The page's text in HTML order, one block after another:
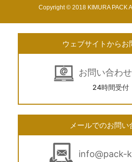
Copyright © 2018 KIMURA PACK
ウェブサイトからお
お問い合わ
24時間受付
メールでのお問い
info@pack-